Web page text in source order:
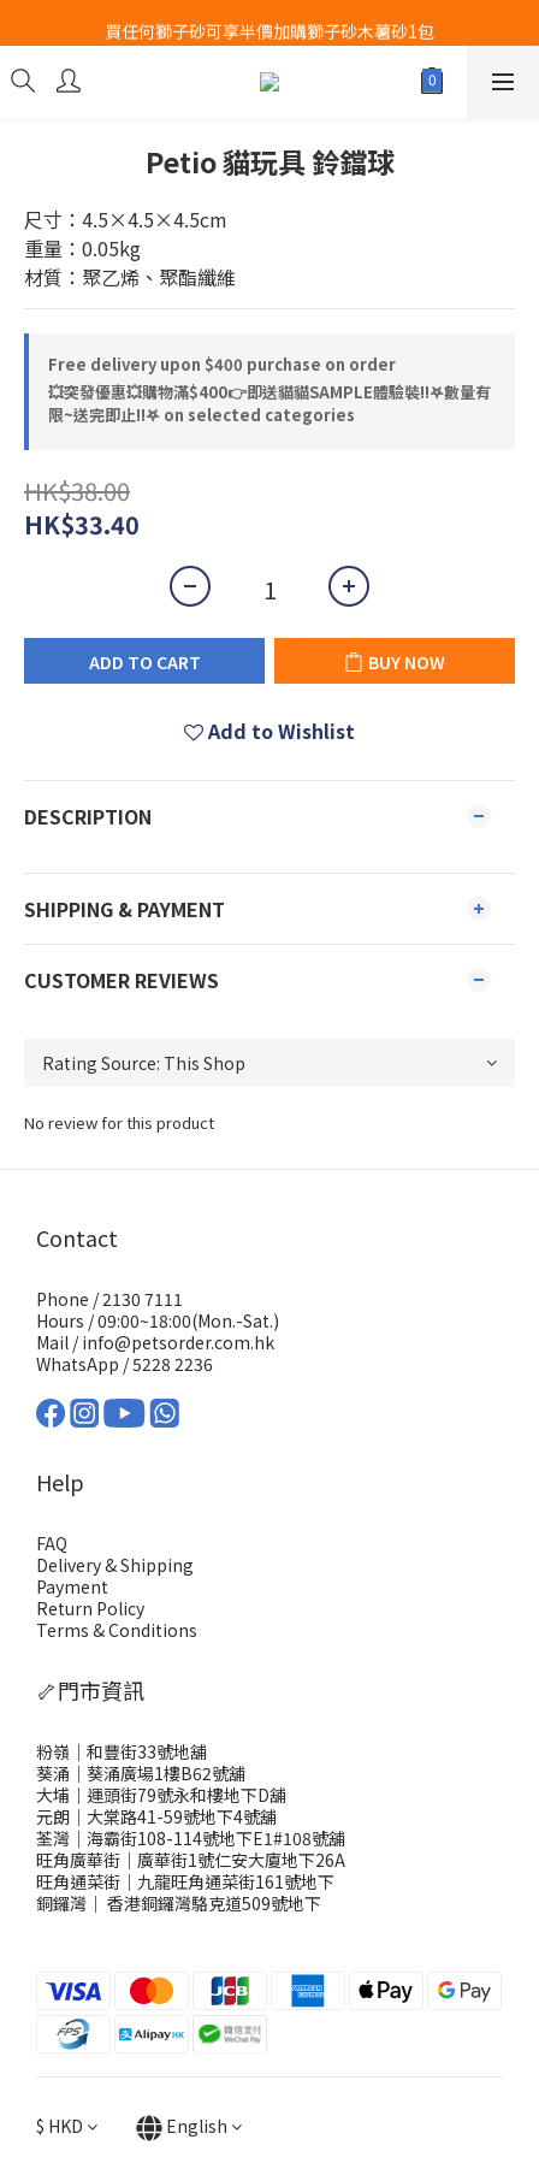
Airbuggy 全線現貨8折！立即點擊火速搶購
買任何獅子砂可享半價加購獅子砂木薯砂1包
Airbuggy 全線現貨8折！立即點擊火速搶購
Petio 貓玩具 鈴鐺球
尺寸：4.5×4.5×4.5cm
重量：0.05kg
材質：聚乙烯、聚酯纖維
Free delivery upon $400 purchase on order
💥突發優惠💥購物滿$400👉即送貓貓SAMPLE體驗裝‼️𖤐數量有
限~送完即止!!𖤐 on selected categories
HK$38.00
HK$33.40
ADD TO CART BUY NOW
Add to Wishlist
DESCRIPTION
SHIPPING & PAYMENT
CUSTOMER REVIEWS
No review for this product
Contact
Phone / 2130 7111
Hours / 09:00~18:00(Mon.-Sat.)
Mail / info@petsorder.com.hk
WhatsApp /5228 2236
Help
FAQ
Delivery & Shipping
Payment
Return Policy
Terms & Conditions
🦴門市資訊
粉嶺｜和豐街33號地舖
葵涌｜葵涌廣場1樓B62號舖
大埔｜運頭街79號永和樓地下D舖
元朗｜大棠路41-59號地下4號舖
荃灣｜海霸街108-114號地下E1#108號舖
旺角廣華街｜廣華街1號仁安大廈地下26A
旺角通菜街｜九龍旺角通菜街161號地下
銅鑼灣 ｜ 香港銅鑼灣駱克道509號地下
$ HKD English